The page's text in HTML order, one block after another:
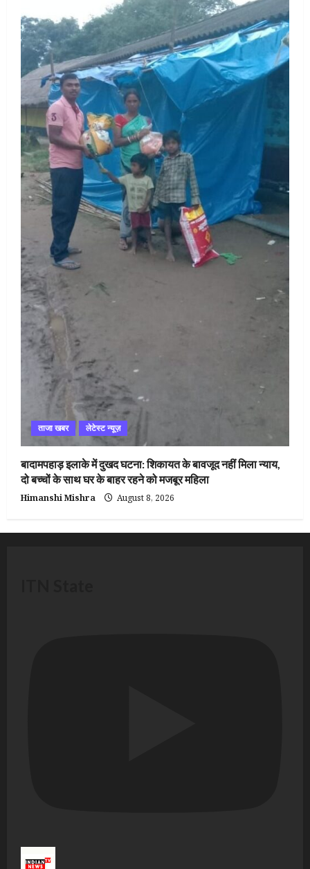
ताजा खबर लेटेस्ट न्यूज़
बादामपहाड़ इलाके में दुखद घटना: शिकायत के बावजूद नहीं मिला न्याय,
दो बच्चों के साथ घर के बाहर रहने को मजबूर महिला
Himanshi Mishra August 8, 2026